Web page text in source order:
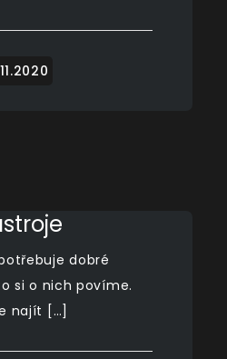
dobré
si o nich povíme.
najít […]